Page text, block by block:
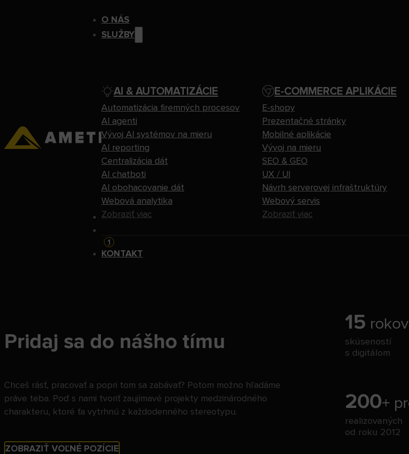
O NÁS
SLUŽBY
AI & AUTOMATIZÁCIE
Automatizácia firemných procesov
AI agenti
Vývoj AI systémov na mieru
AI reporting
Centralizácia dát
AI chatboti
AI obohacovanie dát
Webová analytika
Zobraziť viac
E-COMMERCE APLIKÁCIE
E-shopy
Prezentačné stránky
Mobilné aplikácie
Vývoj na mieru
SEO & GEO
UX / UI
Návrh serverovej infraštruktúry
Webový servis
Zobraziť viac
REFERENCIE
1
KONTAKT
Pridaj sa do nášho tímu
Chceš rásť, pracovať a popri tom sa zabávať? Potom možno hľadáme
práve teba. Poď s nami tvoriť zaujímavé projekty medzinárodného
charakteru, ktoré ťa vytrhnú z každodenného stereotypu.
ZOBRAZIŤ VOĽNÉ POZÍCIE
15 rokov
skúseností
s digitálom
200+
realizovaných
od roku 2012